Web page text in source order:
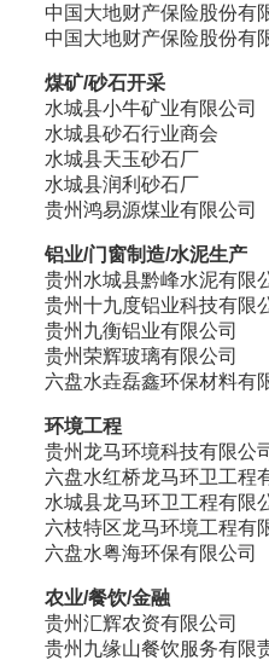
中国大地财产保险股份有
中国大地财产保险股份有
煤矿/砂石开采
水城县小牛矿业有限公司
水城县砂石行业商会
水城县天玉砂石厂
水城县润利砂石厂
贵州鸿易源煤业有限公司
铝业/门窗制造/水泥生产
贵州水城县黔峰水泥有限
贵州十九度铝业科技有限
贵州九衡铝业有限公司
贵州荣辉玻璃有限公司
六盘水垚磊鑫环保材料有
环境工程
贵州龙马环境科技有限公
六盘水红桥龙马环卫工程
水城县龙马环卫工程有限
六枝特区龙马环境工程有
六盘水粤海环保有限公司
农业/餐饮/金融
贵州汇辉农资有限公司
贵州九缘山餐饮服务有限